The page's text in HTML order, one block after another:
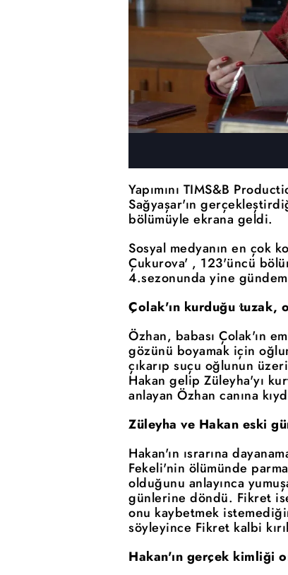
Yapımını TIMS&B
Sağyaşar'ın
bölümüyle ekrana geldi.
Sosyal medyanın en çok
Çukurova' , 123'üncü
4.sezonunda yine
Çolak'ın kurduğu tuzak,
Özhan, babası Çolak'ın
gözünü boyamak için
çıkarıp suçu oğlunun
Hakan gelip Züleyha'yı
anlayan Özhan canına
Züleyha ve Hakan eski
Hakan'ın ısrarına
Fekeli'nin ölümünde
olduğunu anlayınca
günlerine döndü. Fikret
onu kaybetmek
söyleyince Fikret kalbi
Hakan'ın gerçek kimliği